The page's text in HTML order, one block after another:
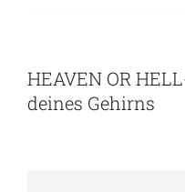
HEAVEN OR
deines Gehirns